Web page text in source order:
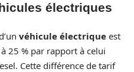
électriques
véhicule électrique est
25 % par rapport à celui
Cette différence de tarif